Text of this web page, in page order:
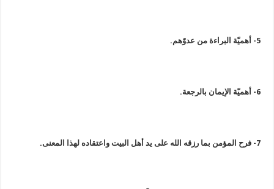
5- أهميّة البراءة من عدوّهم.
6- أهميّة الإيمان بالرجعة.
7- فرح المؤمن بما رزقه الله على يد أهل البيت واعتقاده لهذا المعنى.